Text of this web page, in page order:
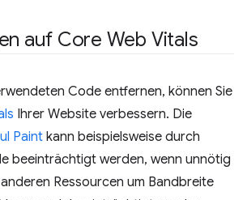
auf Core Web Vitals
Code entfernen, können Sie
Ihrer Website verbessern. Die
Paint kann beispielsweise durch
beeinträchtigt werden, wenn unnötig
Ressourcen um Bandbreite